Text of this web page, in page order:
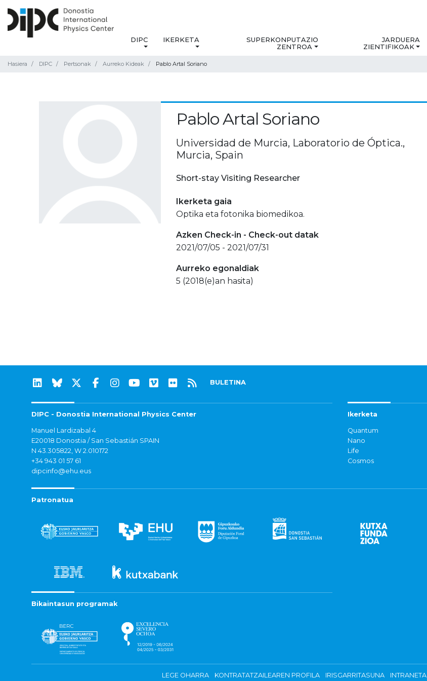
DIPC IKERKETA
SUPERKONPUTAZIO
ZENTROA
JARDUERA
ZIENTIFIKOAK
Hasiera DIPC Pertsonak Aurreko Kideak Pablo Artal Soriano
Pablo Artal Soriano
Universidad de Murcia, Laboratorio de Óptica.,
Murcia, Spain
Short-stay Visiting Researcher
Ikerketa gaia
Optika eta fotonika biomedikoa.
Azken Check-in - Check-out datak
2021/07/05 - 2021/07/31
Aurreko egonaldiak
5 (2018(e)an hasita)
BULETINA
DIPC - Donostia International Physics Center
Manuel Lardizabal 4
E20018 Donostia / San Sebastián SPAIN
N 43.305822, W 2.010172
+34 943 01 57 61
dipcinfo@ehu.eus
Ikerketa
Quantum
Nano
Life
Cosmos
Patronatua
Bikaintasun programak
LEGE OHARRA KONTRATATZAILEAREN PROFILA IRISGARRITASUNA INTRANETA